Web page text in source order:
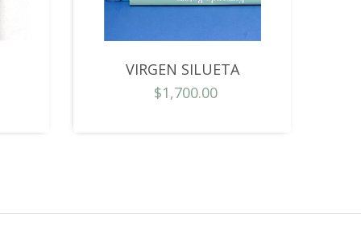
VIRGEN SILUETA
$1,700.00